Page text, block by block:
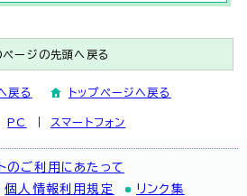
ページの先頭へ戻る
戻る トップページへ戻る
PC スマートフォン
のご利用にあたって
個人情報利用規定 リンク集